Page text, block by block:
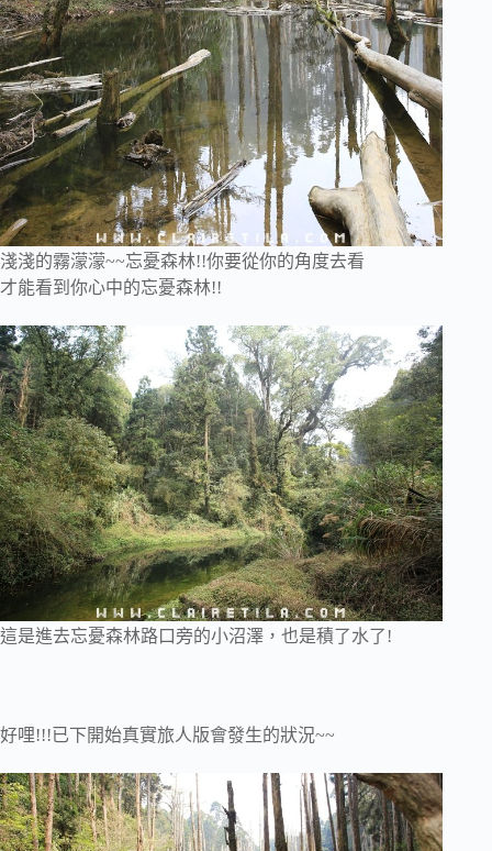
淺淺的霧濛濛~~忘憂森林!!你要從你的角度去看
才能看到你心中的忘憂森林!!
這是進去忘憂森林路口旁的小沼澤，也是積了水了!
好哩!!!已下開始真實旅人版會發生的狀況~~